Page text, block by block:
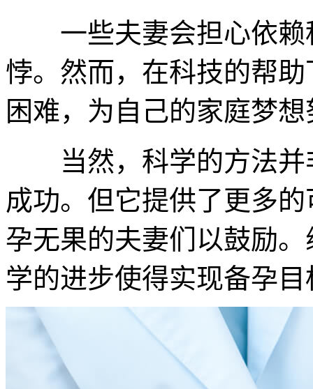
一些夫妻会担心依赖
悖。然而，在科技的帮
困难，为自己的家庭梦
当然，科学的方法并
成功。但它提供了更多
孕无果的夫妻们以鼓励
学的进步使得实现备孕